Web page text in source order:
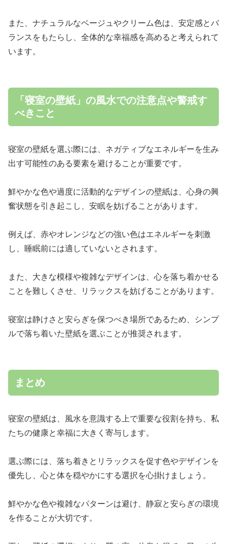
また、ナチュラルなベージュやクリーム色は、安定感とバ
ランスをもたらし、全体的な幸福感を高めると考えられて
います。
「寝室の壁紙」の風水での注意点や警戒す
べきこと
寝室の壁紙を選ぶ際には、ネガティブなエネルギーを生み
出す可能性のある要素を避けることが重要です。
鮮やかな色や過度に活動的なデザインの壁紙は、心身の興
奮状態を引き起こし、安眠を妨げることがあります。
例えば、赤やオレンジなどの強い色はエネルギーを刺激
し、睡眠前には適していないとされます。
また、大きな模様や複雑なデザインは、心を落ち着かせる
ことを難しくさせ、リラックスを妨げることがあります。
寝室は静けさと安らぎを保つべき場所であるため、シンプ
ルで落ち着いた壁紙を選ぶことが推奨されます。
まとめ
寝室の壁紙は、風水を意識する上で重要な役割を持ち、私
たちの健康と幸福に大きく寄与します。
選ぶ際には、落ち着きとリラックスを促す色やデザインを
優先し、心と体を穏やかにする選択を心掛けましょう。
鮮やかな色や複雑なパターンは避け、静寂と安らぎの環境
を作ることが大切です。